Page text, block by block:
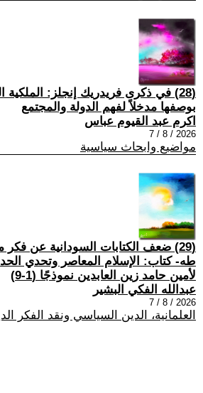
(28) في ذكرى فريدريك إنجلز: الملكية
بوصفها مدخلاً لفهم الدولة والمجتمع
اكرم عبد القيوم عباس
2026 / 8 / 7
مواضيع وابحاث سياسية
(29) ضعف الكتابات السودانية عن
لأمين حامد زين العابدين نموذجًا (1-9)
عبدالله الفكي البشير
2026 / 8 / 7
العلمانية، الدين السياسي ونقد الفكر